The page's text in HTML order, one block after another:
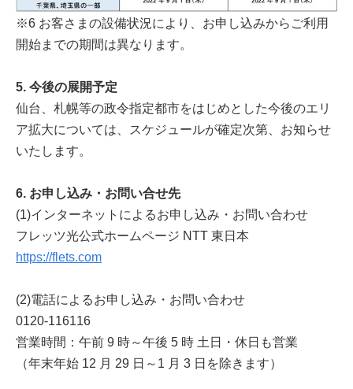
※6 お客さまの設備状況により、お申し込みからご利用
開始までの期間は異なります。
5. 今後の展開予定
仙台、札幌等の政令指定都市をはじめとした今後のエリ
ア拡大については、スケジュールが確定次第、お知らせ
いたします。
6. お申し込み・お問い合せ先
(1)インターネットによるお申し込み・お問い合わせ
フレッツ光公式ホームページ NTT 東日本
https://flets.com
(2)電話によるお申し込み・お問い合わせ
0120-116116
営業時間：午前 9 時～午後 5 時 土日・休日も営業
（年末年始 12 月 29 日～1 月 3 日を除きます）